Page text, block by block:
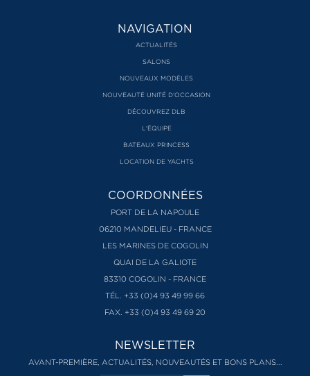
NAVIGATION
ACTUALITÉS
SALONS
NOUVEAUX MODÈLES
NOUVEAUTÉ UNITÉ D’OCCASION
DÉCOUVREZ DLB
L'ÉQUIPE
BATEAUX PRINCESS
LOCATION DE YACHTS
COORDONNÉES
PORT DE LA NAPOULE
06210 MANDELIEU - FRANCE
LES MARINES DE COGOLIN
QUAI DE LA GALIOTE
83310 COGOLIN - FRANCE
TÉL. +33 (0)4 93 49 99 66
FAX. +33 (0)4 93 49 69 20
NEWSLETTER
AVANT-PREMIÈRE, ACTUALITÉS, NOUVEAUTÉS ET BONS PLANS...